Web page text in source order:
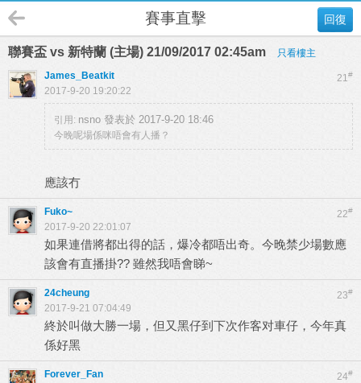
回復
賽事直擊
聯賽盃 vs 新特蘭 (主場) 21/09/2017 02:45am 只看樓主
21#
James_Beatkit
2017-9-20 19:20:22
引用: nsno 發表於 2017-9-20 18:46
今晚呢場係咪唔會有人播？
應該冇
22#
Fuko~
2017-9-20 22:01:07
如果連借將都出得的話，爆冷都唔出奇。今晚禁少場數應
該會有直播掛?? 雖然我唔會睇~
23#
24cheung
2017-9-21 07:04:49
終於叫做大勝一場，但又黑仔到下次作客对車仔，今年真
係好黑
24#
Forever_Fan